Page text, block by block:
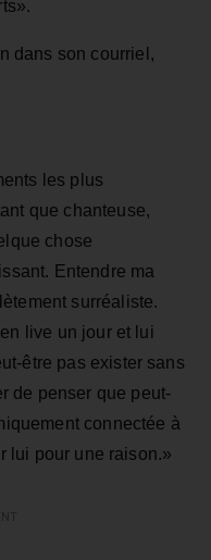
dans son courriel,
les plus
que chanteuse,
chose
Entendre ma
surréaliste.
live un jour et lui
être pas exister sans
de penser que peut-
connectée à
lui pour une raison.»